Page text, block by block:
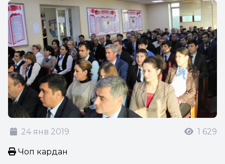
24 янв 2019 1 629
Чоп кардан